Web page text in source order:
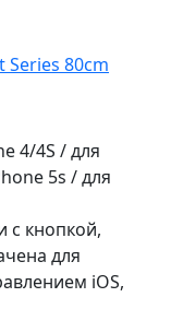
80cm
4/4S / для
5s / для
с кнопкой,
для
iOS,